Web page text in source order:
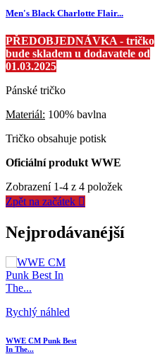
Men's Black Charlotte Flair...
PŘEDOBJEDNÁVKA - tričko
bude skladem u dodavatele od
01.03.2025
Pánské tričko
Materiál: 100% bavlna
Tričko obsahuje potisk
Oficiální produkt WWE
Zobrazení 1-4 z 4 položek
Zpět na začátek 
Nejprodávanéjší
Rychlý náhled
WWE CM Punk Best
In The...